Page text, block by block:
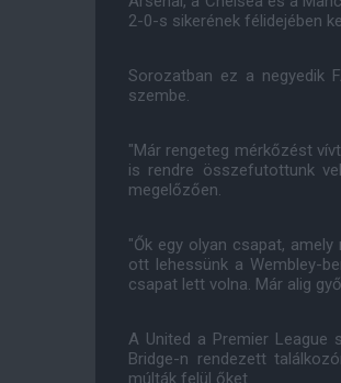
2-0-s sikerének félidejében
Sorozatban ez a negyedik
szembe.
"Már rengeteg mérkőzést
is rendre összefutottunk
megelőzően.
"Ők egy olyan csapat,
ott lehessünk a Wembley-
csapat lett volna. Már alig
A United a Premier League
Bridge-n rendezett
múlták felül őket.